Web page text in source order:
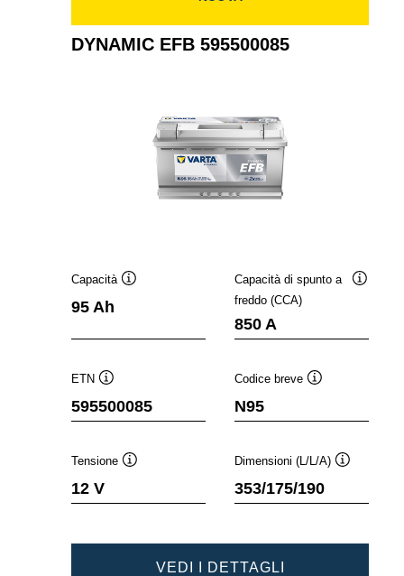
DYNAMIC EFB 595500085
Capacità
95 Ah
Capacità di spunto a
freddo (CCA)
850 A
ETN
comando
595500085
Codice breve
N95
Tensione
12 V
Dimensioni (L/L/A)
353/175/190
VEDI I DETTAGLI